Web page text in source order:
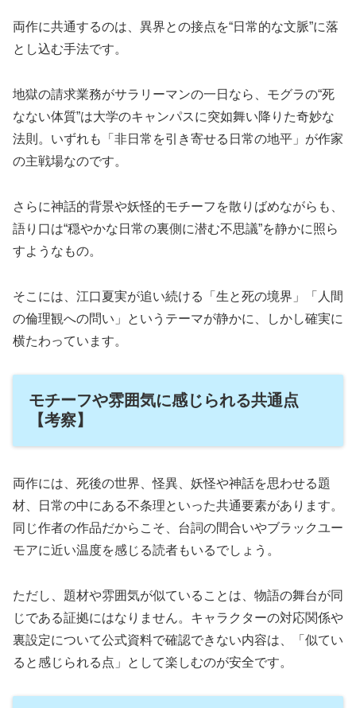
両作に共通するのは、異界との接点を“日常的な文脈”に落
とし込む手法です。
地獄の請求業務がサラリーマンの一日なら、モグラの“死
なない体質”は大学のキャンパスに突如舞い降りた奇妙な
法則。いずれも「非日常を引き寄せる日常の地平」が作家
の主戦場なのです。
さらに神話的背景や妖怪的モチーフを散りばめながらも、
語り口は“穏やかな日常の裏側に潜む不思議”を静かに照ら
すようなもの。
そこには、江口夏実が追い続ける「生と死の境界」「人間
の倫理観への問い」というテーマが静かに、しかし確実に
横たわっています。
モチーフや雰囲気に感じられる共通点
【考察】
両作には、死後の世界、怪異、妖怪や神話を思わせる題
材、日常の中にある不条理といった共通要素があります。
同じ作者の作品だからこそ、台詞の間合いやブラックユー
モアに近い温度を感じる読者もいるでしょう。
ただし、題材や雰囲気が似ていることは、物語の舞台が同
じである証拠にはなりません。キャラクターの対応関係や
裏設定について公式資料で確認できない内容は、「似てい
ると感じられる点」として楽しむのが安全です。